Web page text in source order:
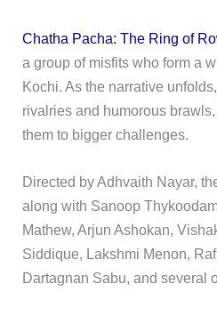
Chatha Pacha: The Ring of
a group of misfits who form a
Kochi. As the narrative
rivalries and humorous
them to bigger challenges.
Directed by Adhvaith Nayar,
along with Sanoop
Mathew, Arjun Ashokan,
Siddique, Lakshmi Menon,
Dartagnan Sabu, and several